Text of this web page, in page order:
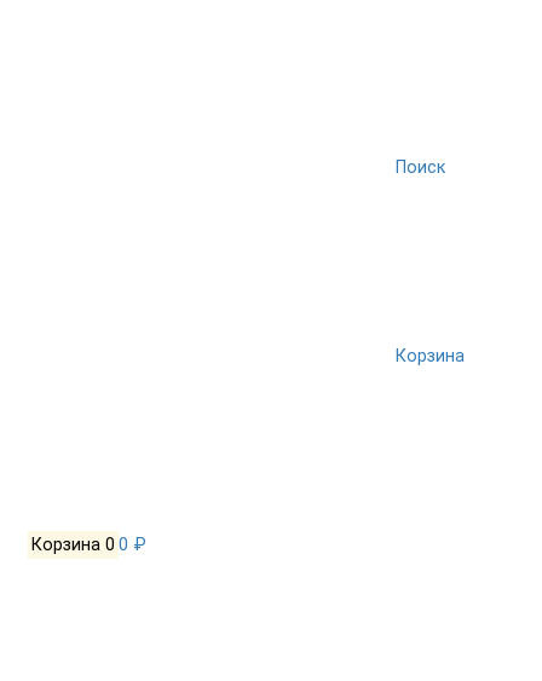
Поиск
Корзина
Корзина 0 0 ₽